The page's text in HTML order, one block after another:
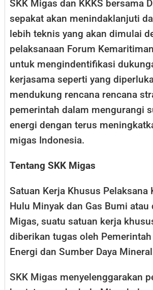
SKK Migas dan KKKS bersama
sepakat akan menindaklanjuti
lebih teknis yang akan dimulai
pelaksanaan Forum
untuk mengindentifikasi
kerjasama seperti yang
mendukung rencana rencana
pemerintah dalam mengurangi
energi dengan terus
migas Indonesia.
Tentang SKK Migas
Satuan Kerja Khusus Pelaksana
Hulu Minyak dan Gas Bumi atau
Migas, suatu satuan kerja
diberikan tugas oleh
Energi dan Sumber Daya
SKK Migas menyelenggarakan